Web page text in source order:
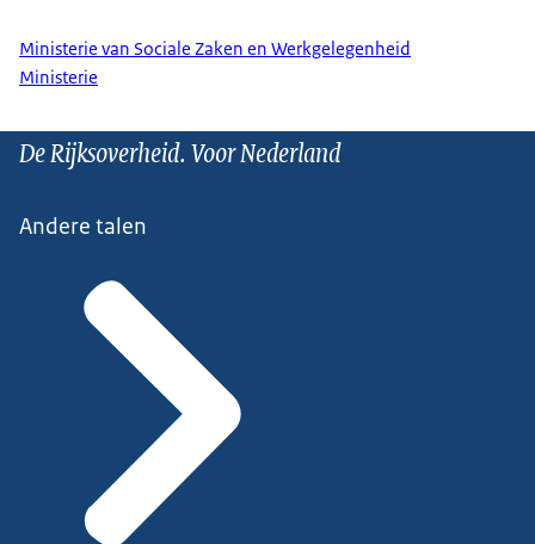
Ministerie van Sociale Zaken en Werkgelegenheid
Ministerie
De Rijksoverheid. Voor Nederland
Andere talen